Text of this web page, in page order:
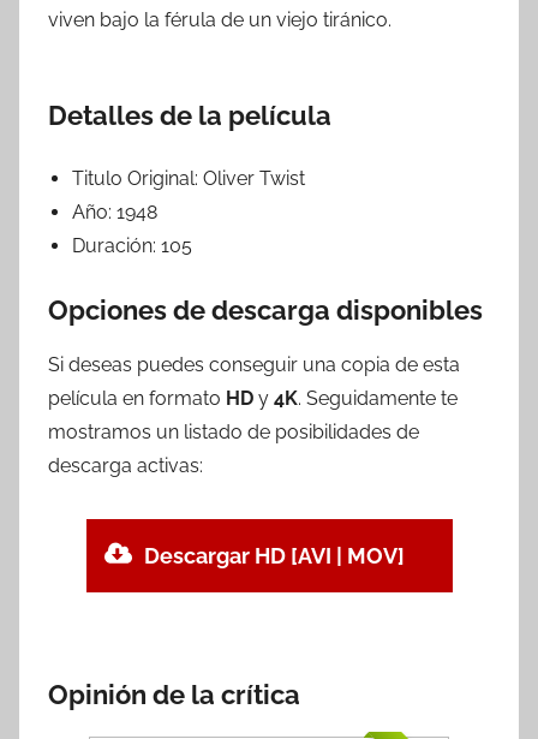
viven bajo la férula de un viejo tiránico.
Detalles de la película
Titulo Original: Oliver Twist
Año: 1948
Duración: 105
Opciones de descarga disponibles
Si deseas puedes conseguir una copia de esta
película en formato HD y 4K. Seguidamente te
mostramos un listado de posibilidades de
descarga activas:
Descargar HD [AVI | MOV]
Opinión de la crítica